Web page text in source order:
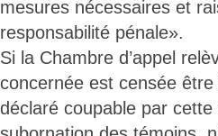
mesures nécessaires et
responsabilité pénale».
Si la Chambre d’appel
concernée est censée
déclaré coupable par